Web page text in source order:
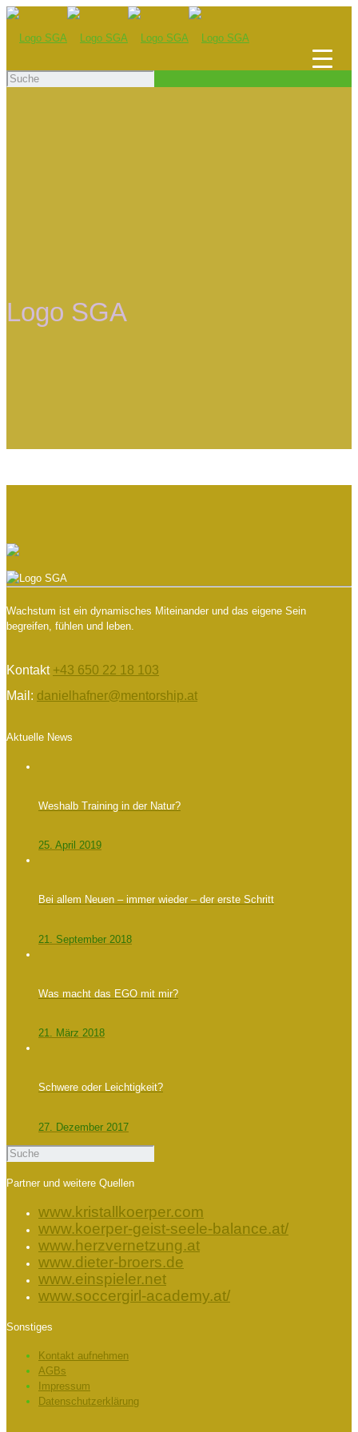
Logo SGA
Wachstum ist ein dynamisches Miteinander und das eigene Sein
begreifen, fühlen und leben.
Kontakt +43 650 22 18 103
Mail: danielhafner@mentorship.at
Aktuelle News
Weshalb Training in der Natur?
25. April 2019
Bei allem Neuen – immer wieder – der erste Schritt
21. September 2018
Was macht das EGO mit mir?
21. März 2018
Schwere oder Leichtigkeit?
27. Dezember 2017
Partner und weitere Quellen
www.kristallkoerper.com
www.koerper-geist-seele-balance.at/
www.herzvernetzung.at
www.dieter-broers.de
www.einspieler.net
www.soccergirl-academy.at/
Sonstiges
Kontakt aufnehmen
AGBs
Impressum
Datenschutzerklärung